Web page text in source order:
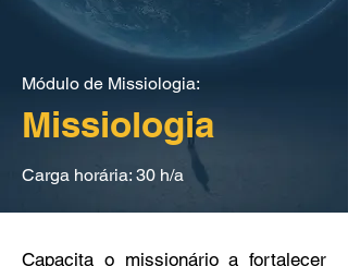
Módulo de Missiologia:
Missiologia
Carga horária: 30 h/a
Capacita o missionário a fortalecer